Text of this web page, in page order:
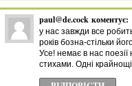
paul@de.cock коментує:
у нас завжди все
років бозна-стільки
Усе! немає в нас
стихами. Одні